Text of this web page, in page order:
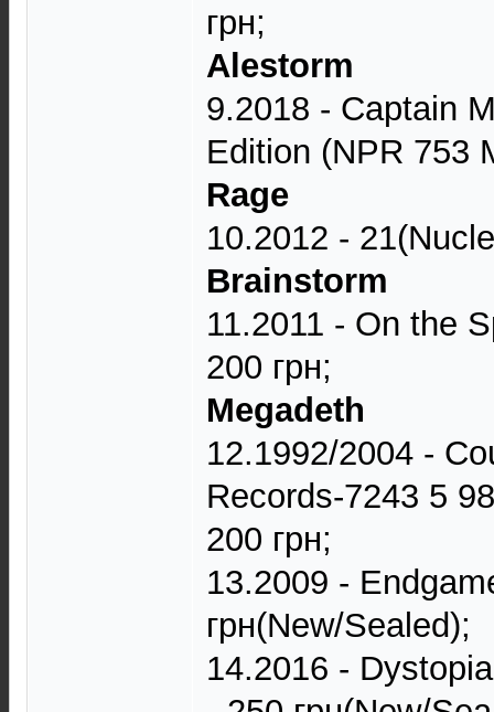
грн;
Alestorm
9.2018 - Captain
Edition (NPR 753
Rage
10.2012 -
Brainstorm
11.2011 - On the
200 грн;
Megadeth
12.1992/2004 -
Records-7243 5
200 грн;
13.2009 -
грн(New/Sealed);
14.2016 -